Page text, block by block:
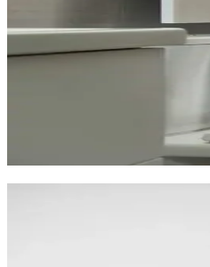
Des adoucisseurs d'eau
Des filtres anti-calcaire sur
Des systèmes de filtration
Des solutions de
Dans les résidences récentes
de votre installation :
Nous vous conseillons
Pourquoi choisir
à